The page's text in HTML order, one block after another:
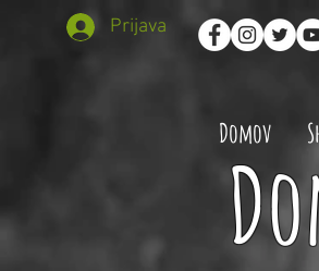
Prijava
Domov